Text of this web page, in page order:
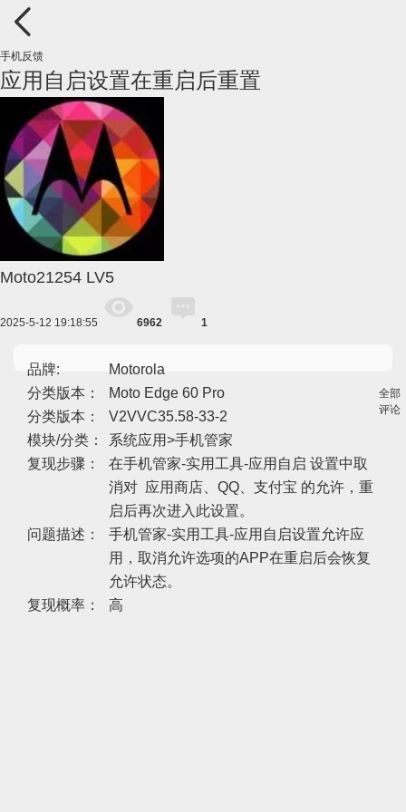
手机反馈
应用自启设置在重启后重置
Moto21254 LV5
2025-5-12 19:18:55 6962 1
品牌:
Motorola
分类版本：
Moto Edge 60 Pro
分类版本：
V2VVC35.58-33-2
模块/分类：
系统应用>手机管家
复现步骤：
在手机管家-实用工具-应用自启 设置中取
消对 应用商店、QQ、支付宝 的允许，重
启后再次进入此设置。
问题描述：
手机管家-实用工具-应用自启设置允许应
用，取消允许选项的APP在重启后会恢复
允许状态。
复现概率：
高
全部
评论